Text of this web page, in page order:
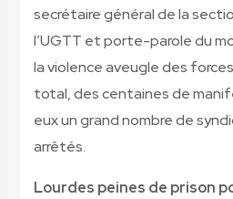
secrétaire général de la
l’UGTT et porte-parole du
la violence aveugle des
total, des centaines de
eux un grand nombre de
arrêtés.
Lourdes peines de prison